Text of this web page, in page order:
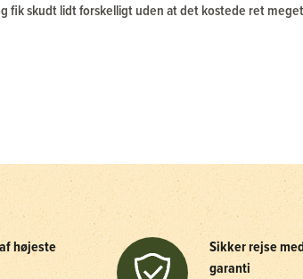
fik skudt lidt forskelligt uden at det kostede ret
højeste
Sikker rejse
garanti